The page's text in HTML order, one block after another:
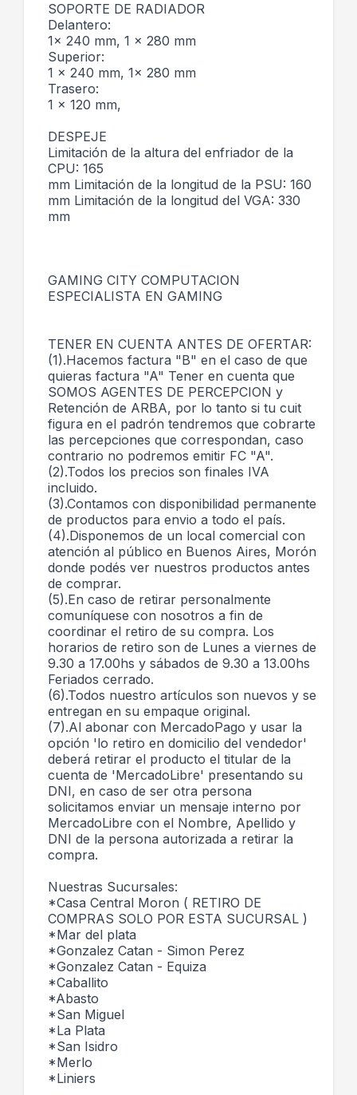
SOPORTE DE RADIADOR
Delantero:
1x 240 mm, 1 x 280 mm
Superior:
1 x 240 mm, 1x 280 mm
Trasero:
1 x 120 mm,
DESPEJE
Limitación de la altura del enfriador de la
CPU: 165
mm Limitación de la longitud de la PSU: 160
mm Limitación de la longitud del VGA: 330
mm
GAMING CITY COMPUTACION
ESPECIALISTA EN GAMING
TENER EN CUENTA ANTES DE OFERTAR:
(1).Hacemos factura "B" en el caso de que
quieras factura "A" Tener en cuenta que
SOMOS AGENTES DE PERCEPCION y
Retención de ARBA, por lo tanto si tu cuit
figura en el padrón tendremos que cobrarte
las percepciones que correspondan, caso
contrario no podremos emitir FC "A".
(2).Todos los precios son finales IVA
incluido.
(3).Contamos con disponibilidad permanente
de productos para envio a todo el país.
(4).Disponemos de un local comercial con
atención al público en Buenos Aires, Morón
donde podés ver nuestros productos antes
de comprar.
(5).En caso de retirar personalmente
comuníquese con nosotros a fin de
coordinar el retiro de su compra. Los
horarios de retiro son de Lunes a viernes de
9.30 a 17.00hs y sábados de 9.30 a 13.00hs
Feriados cerrado.
(6).Todos nuestro artículos son nuevos y se
entregan en su empaque original.
(7).Al abonar con MercadoPago y usar la
opción 'lo retiro en domicilio del vendedor'
deberá retirar el producto el titular de la
cuenta de 'MercadoLibre' presentando su
DNI, en caso de ser otra persona
solicitamos enviar un mensaje interno por
MercadoLibre con el Nombre, Apellido y
DNI de la persona autorizada a retirar la
compra.
Nuestras Sucursales:
*Casa Central Moron ( RETIRO DE
COMPRAS SOLO POR ESTA SUCURSAL )
*Mar del plata
*Gonzalez Catan - Simon Perez
*Gonzalez Catan - Equiza
*Caballito
*Abasto
*San Miguel
*La Plata
*San Isidro
*Merlo
*Liniers